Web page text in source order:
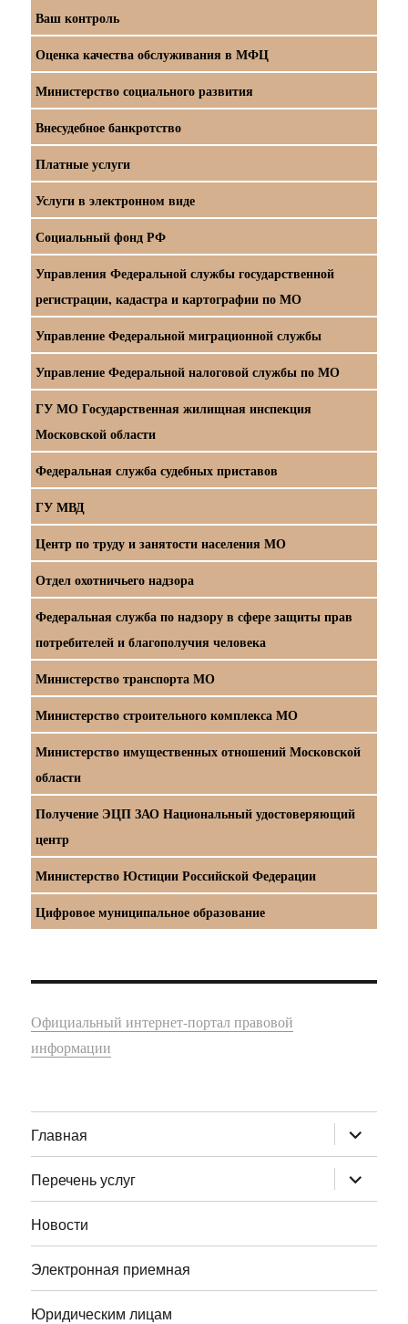
Ваш контроль
Оценка качества обслуживания в МФЦ
Министерство социального развития
Внесудебное банкротство
Платные услуги
Услуги в электронном виде
Социальный фонд РФ
Управления Федеральной службы государственной
регистрации, кадастра и картографии по МО
Управление Федеральной миграционной службы
Управление Федеральной налоговой службы по МО
ГУ МО Государственная жилищная инспекция
Московской области
Федеральная служба судебных приставов
ГУ МВД
Центр по труду и занятости населения МО
Отдел охотничьего надзора
Федеральная служба по надзору в сфере защиты прав
потребителей и благополучия человека
Министерство транспорта МО
Министерство строительного комплекса МО
Министерство имущественных отношений Московской
области
Получение ЭЦП ЗАО Национальный удостоверяющий
центр
Министерство Юстиции Российской Федерации
Цифровое муниципальное образование
Официальный интернет-портал правовой
информации
Главная раскрыть
дочернее
меню
Перечень услуг
раскрыть
дочернее
меню
Новости
Электронная приемная
Юридическим лицам